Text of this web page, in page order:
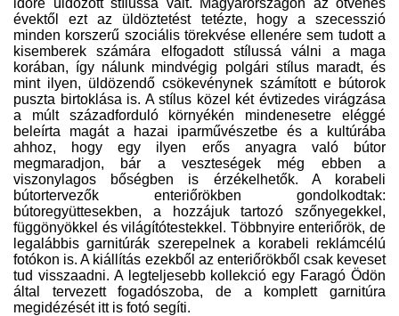
évektől ezt az üldöztetést tetézte, hogy a szecesszió
minden korszerű szociális törekvése ellenére sem tudott a
kisemberek számára elfogadott stílussá válni a maga
korában, így nálunk mindvégig polgári stílus maradt, és
mint ilyen, üldözendő csökevénynek számított e bútorok
puszta birtoklása is. A stílus közel két évtizedes virágzása
a múlt századforduló környékén mindenesetre eléggé
beleírta magát a hazai iparművészetbe és a kultúrába
ahhoz, hogy egy ilyen erős anyagra való bútor
megmaradjon, bár a veszteségek még ebben a
viszonylagos bőségben is érzékelhetők. A korabeli
bútortervezők enteriőrökben gondolkodtak:
bútoregyüttesekben, a hozzájuk tartozó szőnyegekkel,
függönyökkel és világítótestekkel. Többnyire enteriőrök, de
legalábbis garnitúrák szerepelnek a korabeli reklámcélú
fotókon is. A kiállítás ezekből az enteriőrökből csak keveset
tud visszaadni. A legteljesebb kollekció egy Faragó Ödön
által tervezett fogadószoba, de a komplett garnitúra
megidézését itt is fotó segíti.